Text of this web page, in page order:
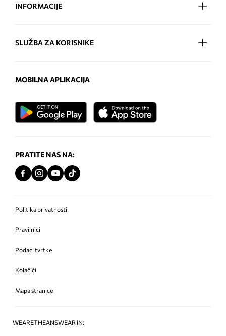
INFORMACIJE
SLUŽBA ZA KORISNIKE
MOBILNA APLIKACIJA
PRATITE NAS NA:
Politika privatnosti
Pravilnici
Podaci tvrtke
Kolačići
Mapa stranice
WEARETHEANSWEAR IN: